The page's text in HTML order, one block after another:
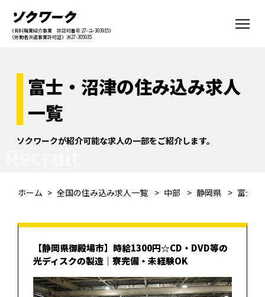
《有料職業紹介事業 許認可番号:27-ユ-303915》
《労働者派遣事業許可証》派27-305035
富士・沼津の住み込み求人
一覧
ソクワークが紹介可能な求人の一部をご紹介します。
ホーム 全国の住み込み求人一覧 中部 静岡県 富士
【静岡県御殿場市】時給1300円☆CD・DVD等の
光ディスクの製造｜寮完備・未経験OK